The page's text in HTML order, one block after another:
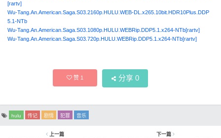
[rartv]
Wu-Tang.An.American.Saga.S03.2160p.HULU.WEB-DL.x265.10bit.HDR10Plus.DDP
5.1-NTb
Wu-Tang.An.American.Saga.S03.1080p.HULU.WEBRip.DDP5.1.x264-NTb[rartv]
Wu-Tang.An.American.Saga.S03.720p.HULU.WEBRip.DDP5.1.x264-NTb[rartv]
赞1 分享 0
hulu 传记 剧情 犯罪 音乐
上一篇
下一篇